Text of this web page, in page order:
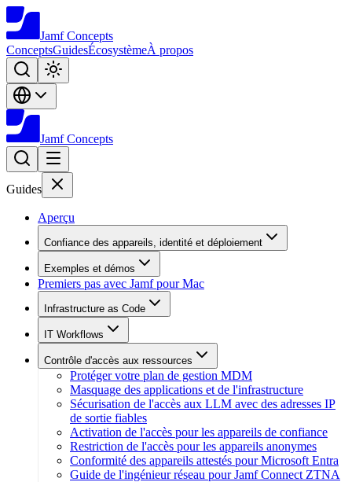
Jamf Concepts
ConceptsGuidesÉcosystèmeÀ propos
Jamf Concepts
Guides
Aperçu
Confiance des appareils, identité et déploiement
Exemples et démos
Premiers pas avec Jamf pour Mac
Infrastructure as Code
IT Workflows
Contrôle d'accès aux ressources
Protéger votre plan de gestion MDM
Masquage des applications et de l'infrastructure
Sécurisation de l'accès aux LLM avec des adresses IP
de sortie fiables
Activation de l'accès pour les appareils de confiance
Restriction de l'accès pour les appareils anonymes
Conformité des appareils attestés pour Microsoft Entra
Guide de l'ingénieur réseau pour Jamf Connect ZTNA